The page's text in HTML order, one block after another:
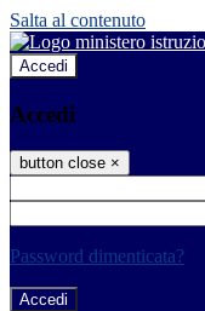
Salta al contenuto
Accedi
Accedi
button close ×
Password dimenticata?